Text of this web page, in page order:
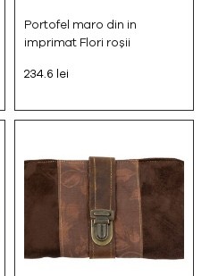
Portofel maro din in
imprimat Flori roșii
234.6 lei